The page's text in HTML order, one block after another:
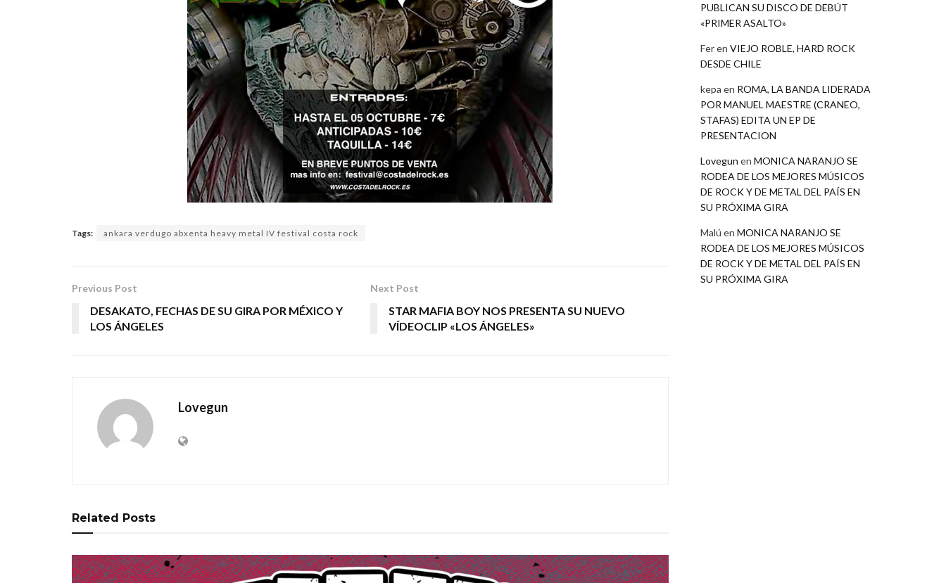
Tags: ankara verdugo abxenta heavy metal IV festival costa rock
Previous Post
DESAKATO, FECHAS DE SU GIRA POR MÉXICO Y
LOS ÁNGELES
Next Post
STAR MAFIA BOY NOS PRESENTA SU NUEVO
VÍDEOCLIP «LOS ÁNGELES»
Lovegun
Related Posts
PUBLICAN SU DISCO DE DEBÚT
«PRIMER ASALTO»
Feren VIEJO ROBLE, HARD ROCK
DESDE CHILE
kepa en ROMA, LA BANDA LIDERADA
POR MANUEL MAESTRE (CRANEO,
STAFAS) EDITA UN EP DE
PRESENTACION
Lovegun en MONICA NARANJO SE
RODEA DE LOS MEJORES MÚSICOS
DE ROCK Y DE METAL DEL PAÍS EN
SU PRÓXIMA GIRA
Malú en MONICA NARANJO SE
RODEA DE LOS MEJORES MÚSICOS
DE ROCK Y DE METAL DEL PAÍS EN
SU PRÓXIMA GIRA